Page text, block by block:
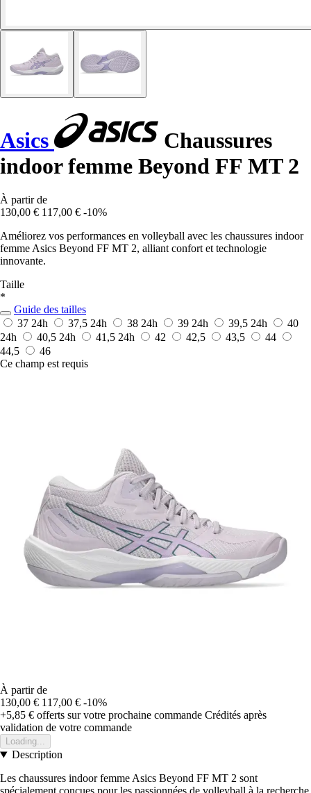
Asics
Chaussures
indoor femme Beyond FF MT 2
À partir de
130,00 € 117,00 € -10%
Améliorez vos performances en volleyball avec les chaussures indoor
femme Asics Beyond FF MT 2, alliant confort et technologie
innovante.
Taille
*
Guide des tailles
37 24h 37,5 24h 38 24h 39 24h 39,5 24h
40
24h
40,5 24h 41,5 24h 42 42,5 43,5
44
44,5
46
Ce champ est requis
À partir de
130,00 € 117,00 € -10%
+5,85 € offerts sur votre prochaine commande Crédités après
validation de votre commande
Loading...
Description
Les chaussures indoor femme Asics Beyond FF MT 2 sont